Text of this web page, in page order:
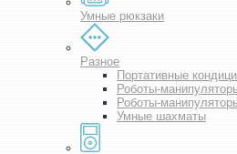
Умные рюкзаки
Разное
Портативные
Роботы-
Роботы-
Умные шахматы